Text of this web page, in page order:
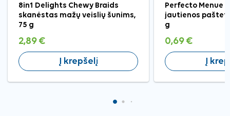
8in1 Delights Chewy Braids
skanėstas mažų veislių šunims,
75 g
2,89 €
Į krepšelį
Perfecto Menue
jautienos
g
0,69 €
Į